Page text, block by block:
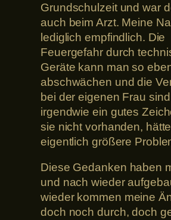
Grundschulzeit und war
auch beim Arzt. Meine
lediglich empfindlich. Die
Feuergefahr durch
Geräte kann man so
abschwächen und die
bei der eigenen Frau
irgendwie ein gutes
sie nicht vorhanden,
eigentlich größere
Diese Gedanken haben
und nach wieder
wieder kommen meine
doch noch durch, doch